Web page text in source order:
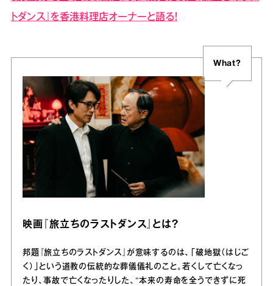
トダンス』を香港料理店オーナーと語る！
What?
映画『旅立ちのラストダンス』とは？
邦題『旅立ちのラストダンス』が意味するのは、「破地獄（はじご
く）」という道教の伝統的な葬儀儀礼のこと。若くして亡くなっ
たり、事故で亡くなったりした、“本来の寿命を全うできずに死